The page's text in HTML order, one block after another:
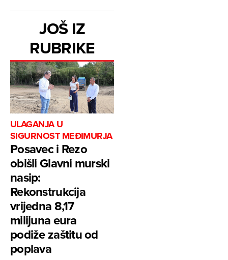
JOŠ IZ
RUBRIKE
ULAGANJA U
SIGURNOST MEĐIMURJA
Posavec i Rezo
obišli Glavni murski
nasip:
Rekonstrukcija
vrijedna 8,17
milijuna eura
podiže zaštitu od
poplava